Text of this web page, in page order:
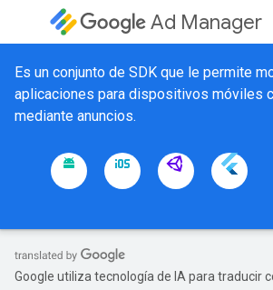
Ad Manager
Es un conjunto de SDK que le permite
aplicaciones para dispositivos móviles
mediante anuncios.
Google utiliza tecnología de IA para traducir